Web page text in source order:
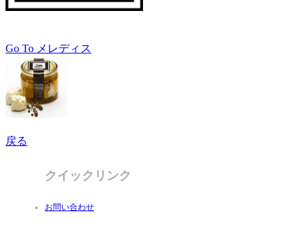
Go To メレディス
戻る
クイックリンク
お問い合わせ